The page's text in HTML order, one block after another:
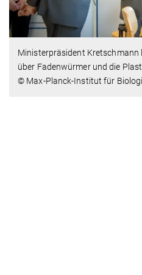
Ministerpräsident Kretschmann
über Fadenwürmer und die
© Max-Planck-Institut für